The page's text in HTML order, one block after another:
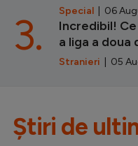
Special | 06
Incredibil!
a liga a doua
Stranieri | 05
3.
Știri de